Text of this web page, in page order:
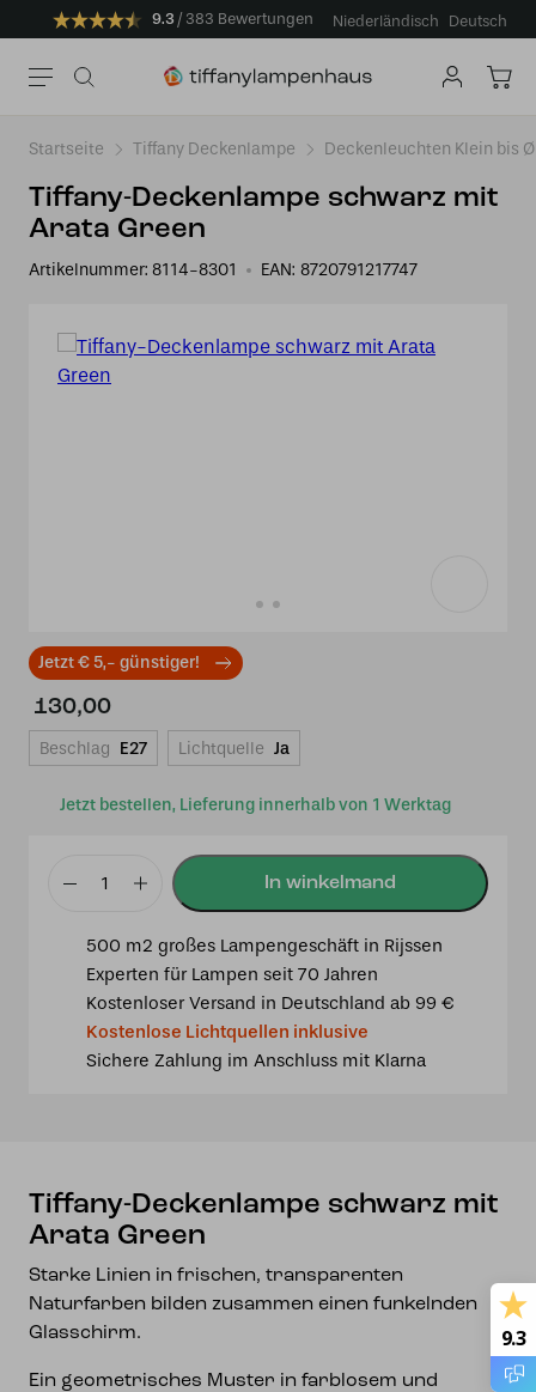
9.3 383 Bewertungen Niederländisch Deutsch
Startseite Tiffany Deckenlampe Deckenleuchten Klein bis
Tiffany-Deckenlampe schwarz mit
Arata Green
Artikelnummer: 8114-8301 EAN: 8720791217747
Jetzt € 5,- günstiger!
Jetzt bestellen, Lieferung innerhalb von 1 Werktag
130,00
Beschlag E27 Lichtquelle Ja
Tiffany-
schwarz
Arata
Green
Menge
500 m2 großes Lampengeschäft in Rijssen
Experten für Lampen seit 70 Jahren
Kostenloser Versand in Deutschland ab 99 €
Kostenlose Lichtquellen inklusive
Sichere Zahlung im Anschluss mit Klarna
Tiffany-Deckenlampe schwarz mit
Arata Green
Starke Linien in frischen, transparenten
Naturfarben bilden zusammen einen funkelnden
Glasschirm.
Ein geometrisches Muster in farblosem und
9.3